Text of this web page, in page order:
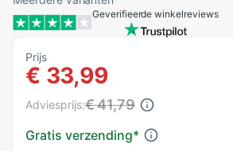
Geverifieerde winkelreviews
Prijs
€ 33,99
Gratis verzending*
Adviesprijs:€ 41,79